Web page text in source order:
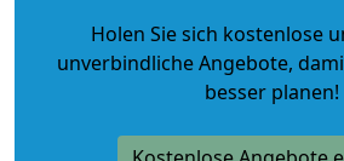
Holen Sie sich kostenlose
unverbindliche Angebote,
besser planen!